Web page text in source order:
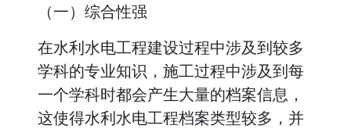
（一）综合性强
在水利水电工程建设过程中涉及到较多
学科的专业知识，施工过程中涉及到每
一个学科时都会产生大量的档案信息，
这使得水利水电工程档案类型较多，并